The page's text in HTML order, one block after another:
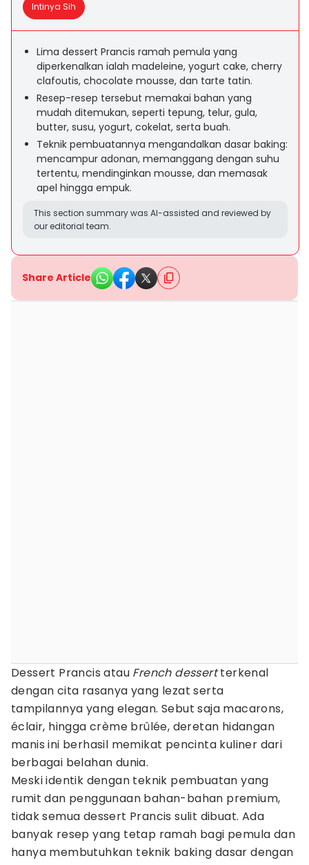
Intinya Sih
Lima dessert Prancis ramah pemula yang
diperkenalkan ialah madeleine, yogurt cake, cherry
clafoutis, chocolate mousse, dan tarte tatin.
Resep-resep tersebut memakai bahan yang
mudah ditemukan, seperti tepung, telur, gula,
butter, susu, yogurt, cokelat, serta buah.
Teknik pembuatannya mengandalkan dasar baking:
mencampur adonan, memanggang dengan suhu
tertentu, mendinginkan mousse, dan memasak
apel hingga empuk.
This section summary was AI-assisted and reviewed by
our editorial team.
Share Article
Dessert Prancis atau French dessertterkenal
dengan cita rasanya yang lezat serta
tampilannya yang elegan. Sebut saja macarons,
éclair, hingga crème brûlée, deretan hidangan
manis ini berhasil memikat pencinta kuliner dari
berbagai belahan dunia.
Meski identik dengan teknik pembuatan yang
rumit dan penggunaan bahan-bahan premium,
tidak semua dessert Prancis sulit dibuat. Ada
banyak resep yang tetap ramah bagi pemula dan
hanya membutuhkan teknik baking dasar dengan